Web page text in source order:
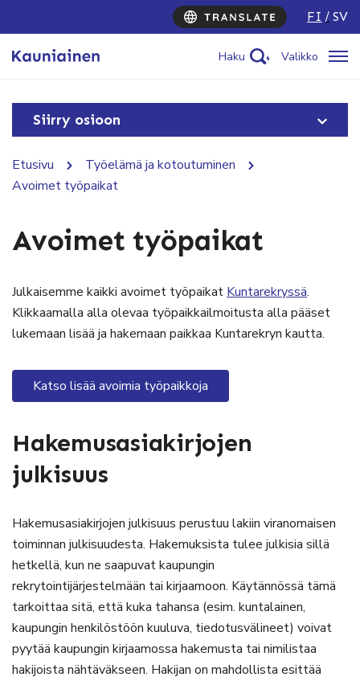
FI SV
Haku Valikko
Siirry osioon
Etusivu
Työelämä ja kotoutuminen
Avoimet työpaikat
Avoimet työpaikat
Julkaisemme kaikki avoimet työpaikat Kuntarekryssä.
Klikkaamalla alla olevaa työpaikkailmoitusta alla pääset
lukemaan lisää ja hakemaan paikkaa Kuntarekryn kautta.
Katso lisää avoimia työpaikkoja
Hakemusasiakirjojen
julkisuus
Hakemusasiakirjojen julkisuus perustuu lakiin viranomaisen
toiminnan julkisuudesta. Hakemuksista tulee julkisia sillä
hetkellä, kun ne saapuvat kaupungin
rekrytointijärjestelmään tai kirjaamoon. Käytännössä tämä
tarkoittaa sitä, että kuka tahansa (esim. kuntalainen,
kaupungin henkilöstöön kuuluva, tiedotusvälineet) voivat
pyytää kaupungin kirjaamossa hakemusta tai nimilistaa
hakijoista nähtäväkseen. Hakijan on mahdollista esittää